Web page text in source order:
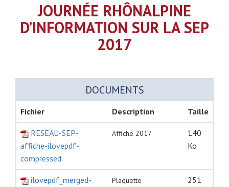
JOURNÉE RHÔNALPINE
D’INFORMATION SUR LA SEP
2017
DOCUMENTS
Fichier Description Taille
RESEAU-SEP-
affiche-ilovepdf-
compressed
Affiche 2017
140
Ko
ilovepdf_merged-
Plaquette
251